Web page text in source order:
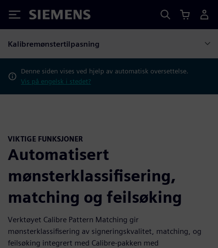
Siemens
Kalibremønstertilpasning
Denne siden vises ved hjelp av automatisk oversettelse.
Vis på engelsk i stedet?
VIKTIGE FUNKSJONER
Automatisert
mønsterklassifisering,
matching og feilsøking
Verktøyet Calibre Pattern Matching gir
mønsterklassifisering av signeringskvalitet, matching, og
feilsøking integrert med Calibre-pakken med